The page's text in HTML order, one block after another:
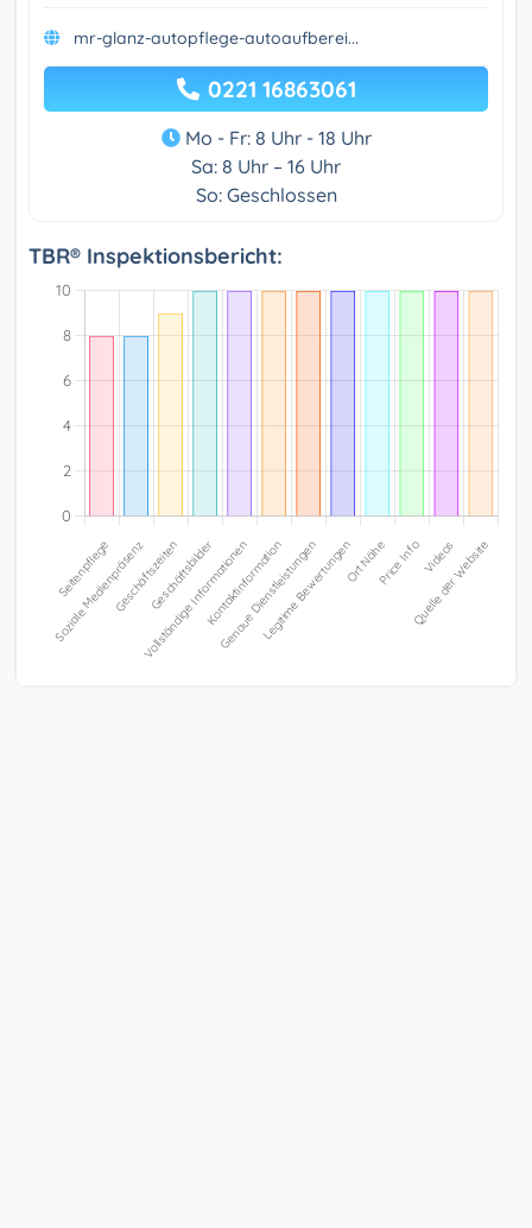
mr-glanz-autopflege-autoaufberei...
0221 16863061
Mo - Fr: 8 Uhr - 18 Uhr
Sa: 8 Uhr – 16 Uhr
So: Geschlossen
TBR® Inspektionsbericht: